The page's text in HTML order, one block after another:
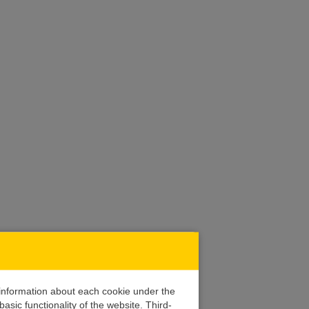
about each cookie under the
functionality of the website. Third-